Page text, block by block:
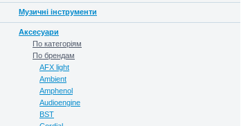
Музичні інструменти
Аксесуари
По категоріям
По брендам
AFX light
Ambient
Amphenol
Audioengine
BST